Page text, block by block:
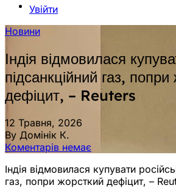
Увійти
Новини
Індія відмовилася
підсанкційний газ,
дефіцит, – Reuters
12 Травня, 2026
By Домінік К.
Коментарів немає
Індія відмовилася купувати
газ, попри жорсткий дефіцит, –